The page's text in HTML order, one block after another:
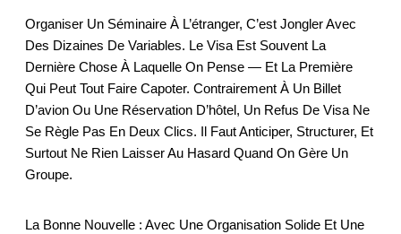
Organiser Un Séminaire À L’étranger, C’est Jongler Avec
Des Dizaines De Variables. Le Visa Est Souvent La
Dernière Chose À Laquelle On Pense — Et La Première
Qui Peut Tout Faire Capoter. Contrairement À Un Billet
D’avion Ou Une Réservation D’hôtel, Un Refus De Visa Ne
Se Règle Pas En Deux Clics. Il Faut Anticiper, Structurer, Et
Surtout Ne Rien Laisser Au Hasard Quand On Gère Un
Groupe.
La Bonne Nouvelle : Avec Une Organisation Solide Et Une